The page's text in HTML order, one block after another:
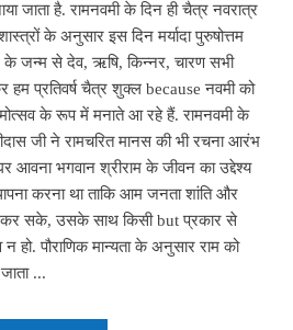
जाता है. रामनवमी के दिन ही चैत्र नवरात्र
के अनुसार इस दिन मर्यादा पुरुषोत्तम
के जन्म से देव, ऋषि, किन्नर, चारण सभी
प्रतिवर्ष चैत्र शुक्ल because नवमी को
के रूप में मनाते आ रहे हैं. रामनवमी के
जी ने रामचरित मानस की भी रचना आरंभ
आवना भगवान श्रीराम के जीवन का उद्देश्य
करना था ताकि आम जनता शांति और
कर सके, उसके साथ किसी but प्रकार से
हो. पौराणिक मान्यता के अनुसार राम को
...